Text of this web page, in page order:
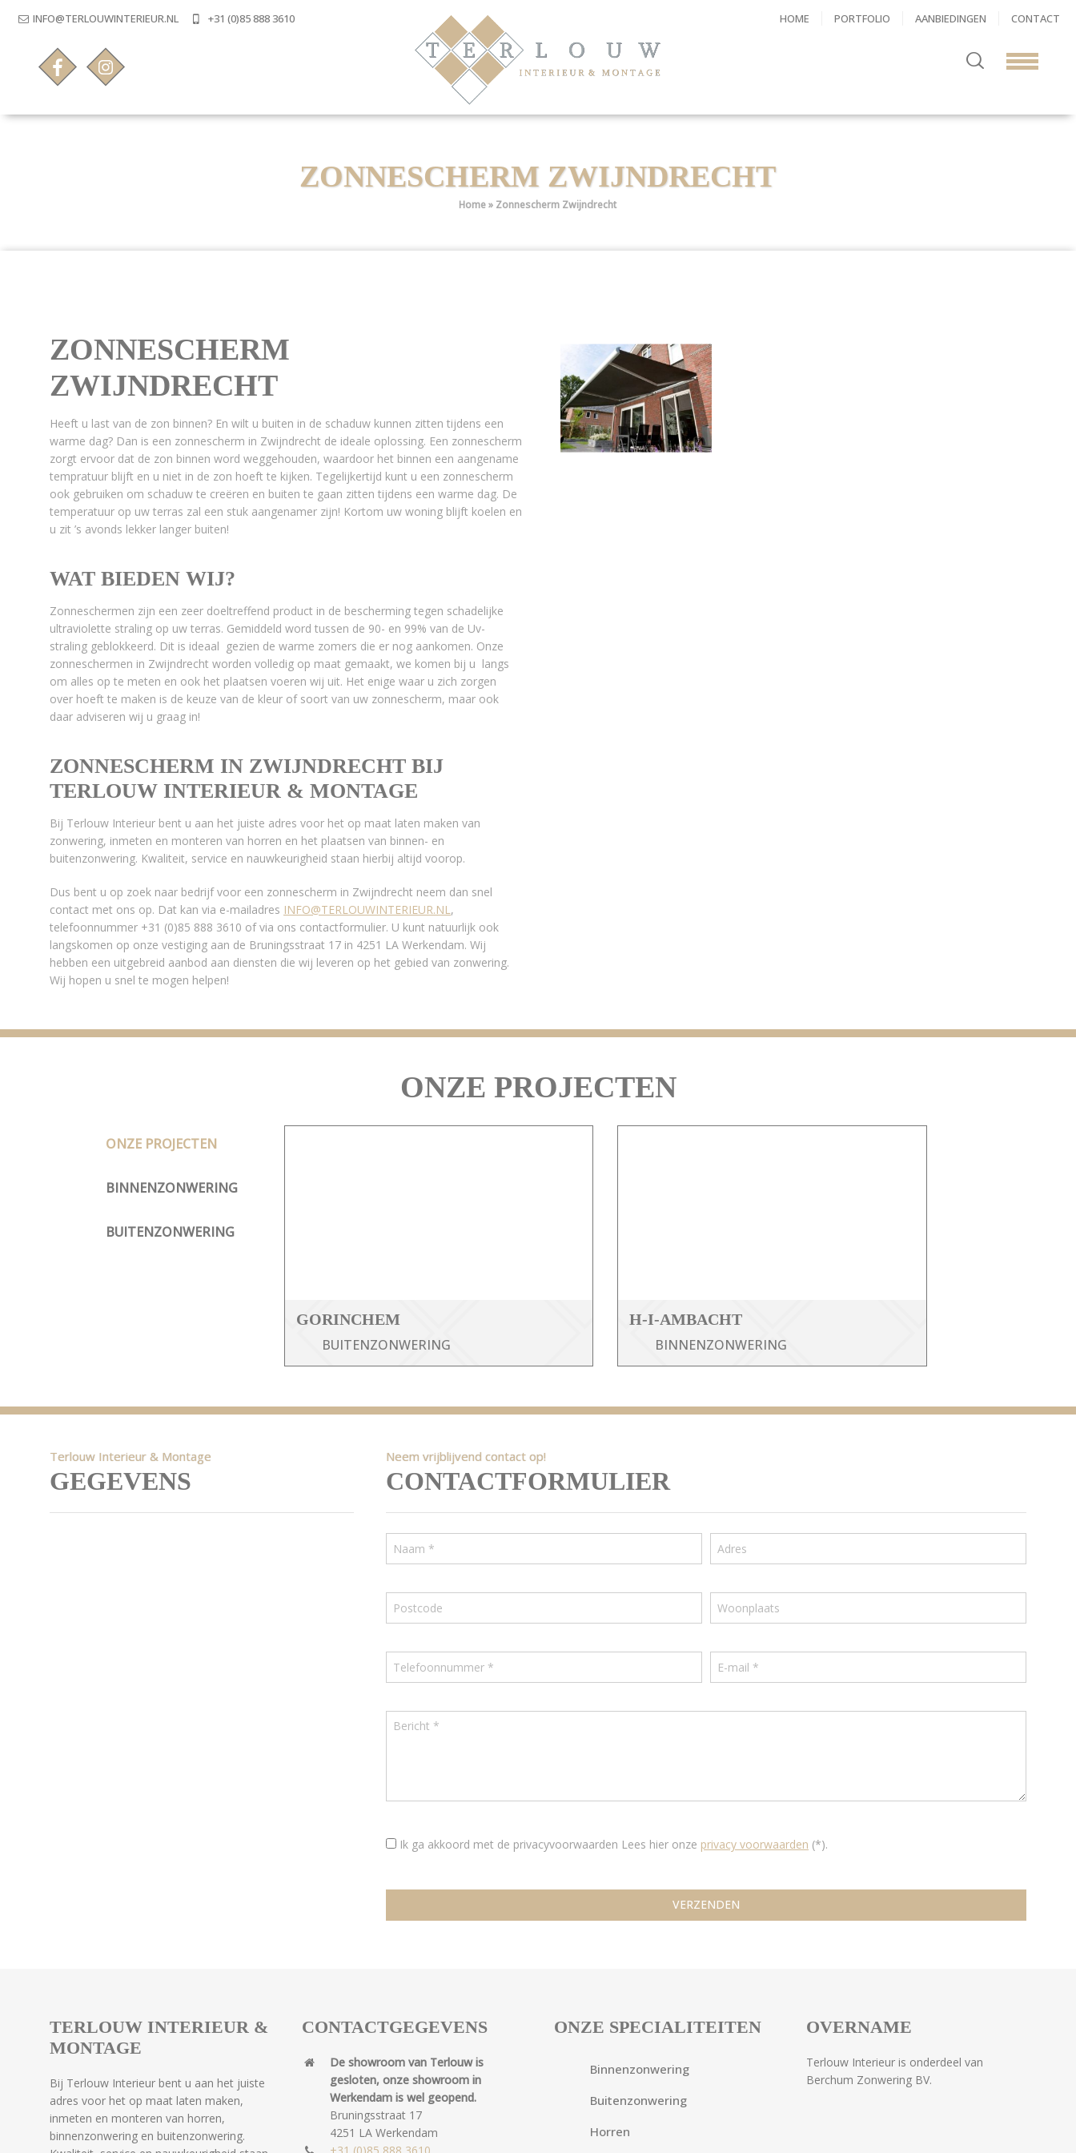
INFO@TERLOUWINTERIEUR.NL +31 (0)85 888 3610 HOME PORTFOLIO AANBIEDINGEN CONTACT
ZONNESCHERM ZWIJNDRECHT
Home» Zonnescherm Zwijndrecht
ZONNESCHERM
ZWIJNDRECHT
Heeft u last van de zon binnen? En wilt u buiten in de schaduw kunnen zitten tijdens een
warme dag? Dan is een zonnescherm in Zwijndrecht de ideale oplossing. Een zonnescherm
zorgt ervoor dat de zon binnen word weggehouden, waardoor het binnen een aangename
tempratuur blijft en u niet in de zon hoeft te kijken. Tegelijkertijd kunt u een zonnescherm
ook gebruiken om schaduw te creëren en buiten te gaan zitten tijdens een warme dag. De
temperatuur op uw terras zal een stuk aangenamer zijn! Kortom uw woning blijft koelen en
u zit ’s avonds lekker langer buiten!
WAT BIEDEN WIJ?
Zonneschermen zijn een zeer doeltreffend product in de bescherming tegen schadelijke
ultraviolette straling op uw terras. Gemiddeld word tussen de 90- en 99% van de Uv-
straling geblokkeerd. Dit is ideaal gezien de warme zomers die er nog aankomen. Onze
zonneschermen in Zwijndrecht worden volledig op maat gemaakt, we komen bij u langs
om alles op te meten en ook het plaatsen voeren wij uit. Het enige waar u zich zorgen
over hoeft te maken is de keuze van de kleur of soort van uw zonnescherm, maar ook
daar adviseren wij u graag in!
ZONNESCHERM IN ZWIJNDRECHT BIJ
TERLOUW INTERIEUR & MONTAGE
Bij Terlouw Interieur bent u aan het juiste adres voor het op maat laten maken van
zonwering, inmeten en monteren van horren en het plaatsen van binnen- en
buitenzonwering. Kwaliteit, service en nauwkeurigheid staan hierbij altijd voorop.
Dus bent u op zoek naar bedrijf voor een zonnescherm in Zwijndrecht neem dan snel
contact met ons op. Dat kan via e-mailadres INFO@TERLOUWINTERIEUR.NL,
telefoonnummer +31 (0)85 888 3610 of via ons contactformulier. U kunt natuurlijk ook
langskomen op onze vestiging aan de Bruningsstraat 17 in 4251 LA Werkendam. Wij
hebben een uitgebreid aanbod aan diensten die wij leveren op het gebied van zonwering.
Wij hopen u snel te mogen helpen!
ONZE PROJECTEN
ONZE PROJECTEN
BINNENZONWERING
BUITENZONWERING
GORINCHEM
BUITENZONWERING
H-I-AMBACHT
BINNENZONWERING
Terlouw Interieur & Montage
GEGEVENS
Neem vrijblijvend contact op!
CONTACTFORMULIER
Ik ga akkoord met de privacyvoorwaarden Lees hier onze privacy voorwaarden (*).
TERLOUW INTERIEUR &
MONTAGE
Bij Terlouw Interieur bent u aan het juiste
adres voor het op maat laten maken,
inmeten en monteren van horren,
binnenzonwering en buitenzonwering.
CONTACTGEGEVENS
De showroom van Terlouw is
gesloten, onze showroom in
Werkendam is wel geopend.
Bruningsstraat 17
4251 LA Werkendam
+31 (0)85 888 3610
ONZE SPECIALITEITEN
Binnenzonwering
Buitenzonwering
Horren
OVERNAME
Terlouw Interieur is onderdeel van
Berchum Zonwering BV.